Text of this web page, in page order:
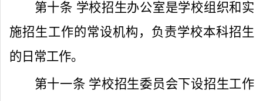
第十条 学校招生办公室是学校组织和实
施招生工作的常设机构，负责学校本科招生
的日常工作。
第十一条 学校招生委员会下设招生工作